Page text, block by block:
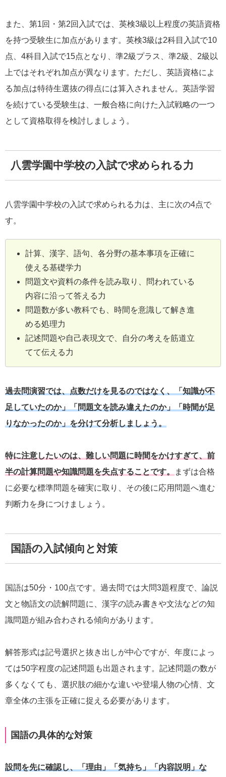
また、第1回・第2回入試では、英検3級以上程度の英語資格
を持つ受験生に加点があります。英検3級は2科目入試で10
点、4科目入試で15点となり、準2級プラス、準2級、2級以
上ではそれぞれ加点が異なります。ただし、英語資格によ
る加点は特待生選抜の得点には算入されません。英語学習
を続けている受験生は、一般合格に向けた入試戦略の一つ
として資格取得を検討しましょう。
八雲学園中学校の入試で求められる力
八雲学園中学校の入試で求められる力は、主に次の4点で
す。
計算、漢字、語句、各分野の基本事項を正確に
使える基礎学力
問題文や資料の条件を読み取り、問われている
内容に沿って答える力
問題数が多い教科でも、時間を意識して解き進
める処理力
記述問題や自己表現文で、自分の考えを筋道立
てて伝える力
過去問演習では、点数だけを見るのではなく、「知識が不
足していたのか」「問題文を読み違えたのか」「時間が足
りなかったのか」を分けて分析しましょう。
特に注意したいのは、難しい問題に時間をかけすぎて、前
半の計算問題や知識問題を失点することです。
まずは合格
に必要な標準問題を確実に取り、その後に応用問題へ進む
判断力を身につけましょう。
国語の入試傾向と対策
国語は50分・100点です。過去問では大問3題程度で、論説
文と物語文の読解問題に、漢字の読み書きや文法などの知
識問題が組み合わされる傾向があります。
解答形式は記号選択と抜き出しが中心ですが、年度によっ
ては50字程度の記述問題も出題されます。記述問題の数が
多くなくても、選択肢の細かな違いや登場人物の心情、文
章全体の主張を正確に捉える必要があります。
国語の具体的な対策
設問を先に確認し、「理由」「気持ち」「内容説明」な